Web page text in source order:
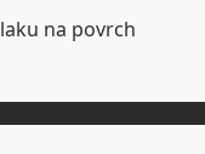
na povrch